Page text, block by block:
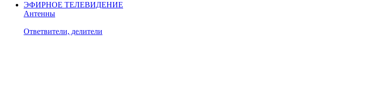
ЭФИРНОЕ ТЕЛЕВИДЕНИЕ
Антенны
Ответвители, делители